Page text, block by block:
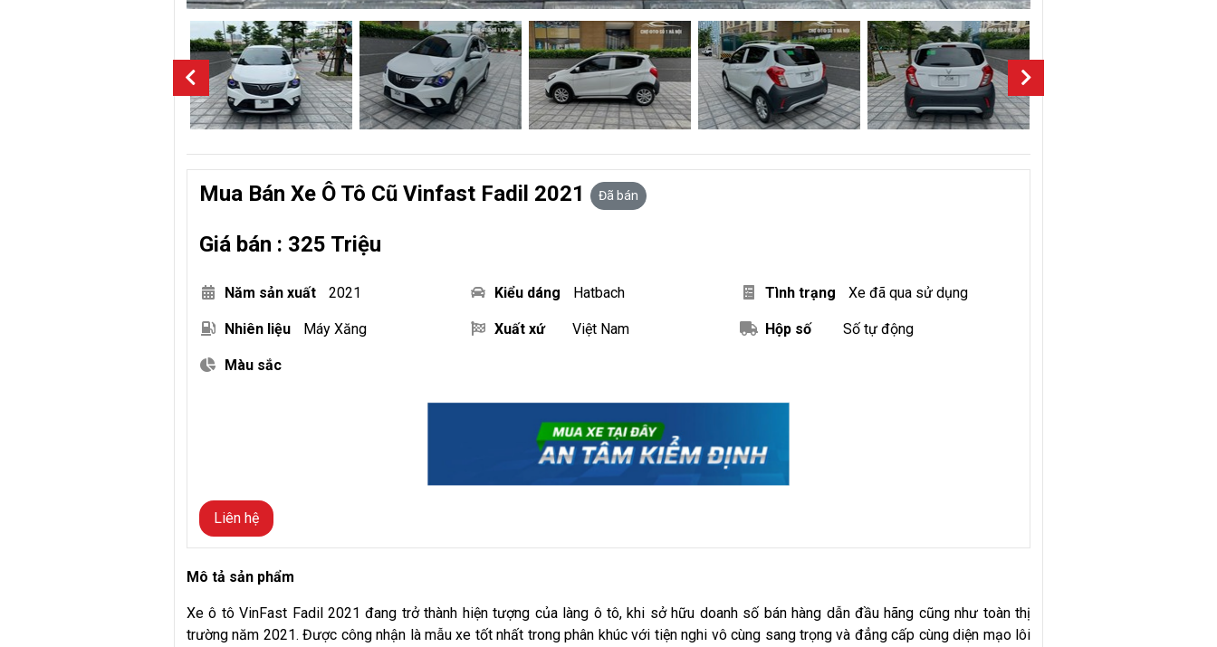
Mua Bán Xe Ô Tô Cũ Vinfast Fadil 2021 Đã bán
Giá bán : 325 Triệu
Năm sản xuất 2021 Kiểu dáng Hatbach Tình trạng Xe đã qua sử dụng
Nhiên liệu Máy Xăng Xuất xứ Việt Nam Hộp số Số tự động
Màu sắc
Liên hệ
Mô tả sản phẩm
Xe ô tô VinFast Fadil 2021 đang trở thành hiện tượng của làng ô tô, khi sở hữu doanh số bán hàng dẫn đầu hãng cũng như toàn thị
trường năm 2021. Được công nhận là mẫu xe tốt nhất trong phân khúc với tiện nghi vô cùng sang trọng và đẳng cấp cùng diện mạo lôi